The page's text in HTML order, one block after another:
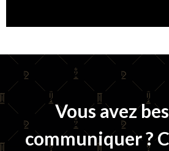
Vous avez
communiquer ?